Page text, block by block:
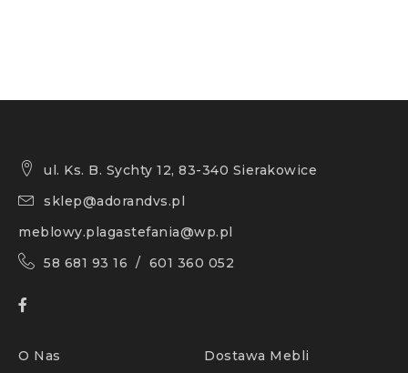
ul. Ks. B. Sychty 12, 83-340 Sierakowice
sklep@adorandvs.pl
meblowy.plagastefania@wp.pl
58 681 93 16 / 601 360 052
O Nas Dostawa Mebli